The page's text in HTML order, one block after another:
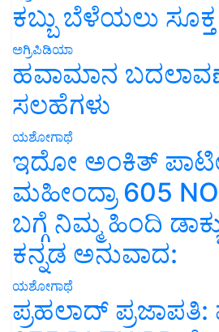
ಕಬ್ಬು ಬೆಳೆಯಲು
ಅಗ್ರಿಪಿಡಿಯಾ
ಹವಾಮಾನ
ಸಲಹೆಗಳು
ಯಶೋಗಾಥೆ
ಇದೋ ಅಂಕಿತ್
ಮಹೀಂದ್ರಾ 605
ಬಗ್ಗೆ ನಿಮ್ಮ ಹಿಂದಿ
ಕನ್ನಡ ಅನುವಾದ:
ಯಶೋಗಾಥೆ
ಪ್ರಹಲಾದ್ ಪ್ರಜಾಪತಿ: